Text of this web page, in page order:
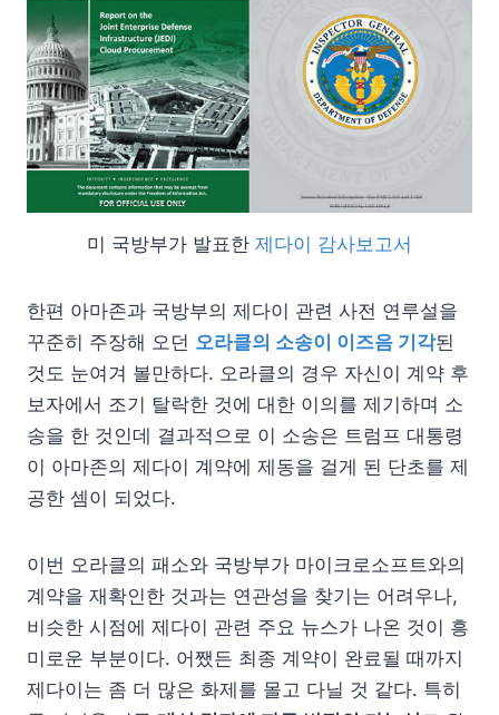
미 국방부가 발표한 제다이 감사보고서
한편 아마존과 국방부의 제다이 관련 사전 연루설을
꾸준히 주장해 오던 오라클의 소송이 이즈음 기각된
것도 눈여겨 볼만하다. 오라클의 경우 자신이 계약 후
보자에서 조기 탈락한 것에 대한 이의를 제기하며 소
송을 한 것인데 결과적으로 이 소송은 트럼프 대통령
이 아마존의 제다이 계약에 제동을 걸게 된 단초를 제
공한 셈이 되었다.
이번 오라클의 패소와 국방부가 마이크로소프트와의
계약을 재확인한 것과는 연관성을 찾기는 어려우나,
비슷한 시점에 제다이 관련 주요 뉴스가 나온 것이 흥
미로운 부분이다. 어쨌든 최종 계약이 완료될 때까지
제다이는 좀 더 많은 화제를 몰고 다닐 것 같다. 특히